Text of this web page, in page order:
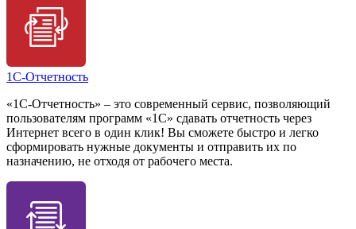
1С-Отчетность
«1С-Отчетность» – это современный сервис, позволяющий
пользователям программ «1С» сдавать отчетность через
Интернет всего в один клик! Вы сможете быстро и легко
сформировать нужные документы и отправить их по
назначению, не отходя от рабочего места.